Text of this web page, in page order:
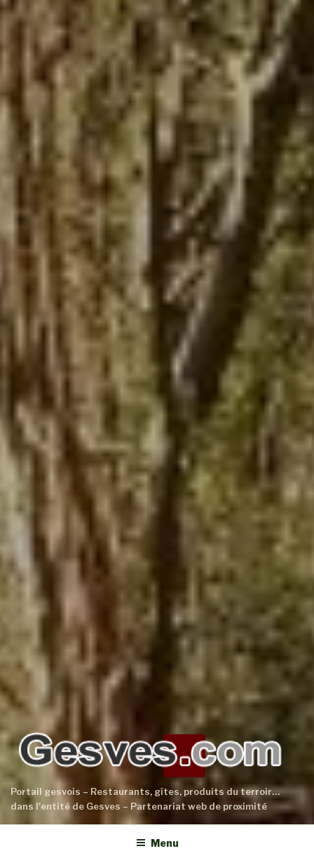
Portail gesvois – Restaurants, gîtes, produits du terroir…
dans l'entité de Gesves – Partenariat web de proximité
Menu